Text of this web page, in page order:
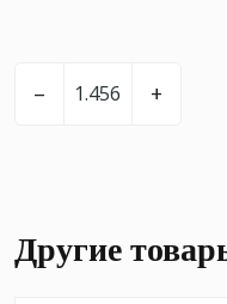
– +
Другие